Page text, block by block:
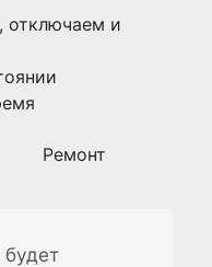
отключаем и
Ремонт
будет